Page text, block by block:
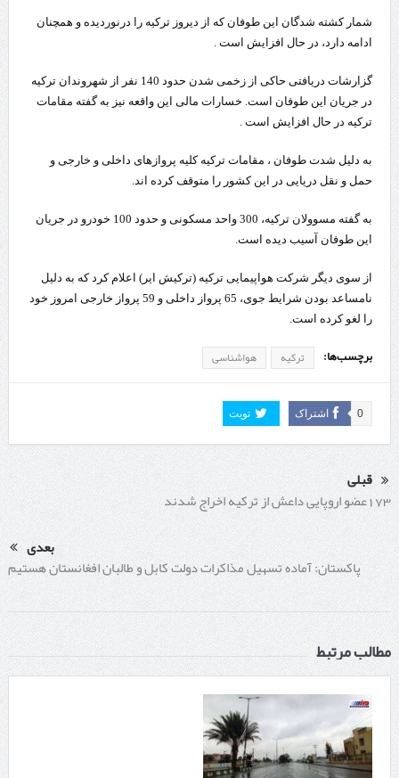
تخصیص ۳۰۰میلیارد تومان برای تکمیل بزرگراه اردبیل-سرچم
کشف ۱۱ قبضه سلاح کلت کمری توسط مرزبانان هنگ مرزی ارومیه
رئیس سازمان راهداری:
مرز چیلات دهلران می‌تواند مکمل مرز بین‌المللی مهران شود
شمار کشته شدگان این طوفان که از دیروز ترکیه را درنوردیده و همچنان
ادامه دارد، در حال افزایش است .
گزارشات دریافتی حاکی از زخمی شدن حدود 140 نفر از شهروندان ترکیه
در جریان این طوفان است. خسارات مالی این واقعه نیز به گفته مقامات
ترکیه در حال افزایش است .
به دلیل شدت طوفان ، مقامات ترکیه کلیه پروازهای داخلی و خارجی و
حمل و نقل دریایی در این کشور را متوقف کرده اند.
به گفته مسوولان ترکیه، 300 واحد مسکونی و حدود 100 خودرو در جریان
این طوفان آسیب دیده است.
از سوی دیگر شرکت هواپیمایی ترکیه (ترکیش ایر) اعلام کرد که به دلیل
نامساعد بودن شرایط جوی، 65 پرواز داخلی و 59 پرواز خارجی امروز خود
را لغو کرده است.
برچسب‌ها: ترکیه هواشناسی
اشتراک 0 تویت
قبلی
173عضو اروپایی داعش از ترکیه اخراج شدند
بعدی
پاکستان: آماده تسهیل مذاکرات دولت کابل و طالبان افغانستان هستیم
مطالب مرتبط